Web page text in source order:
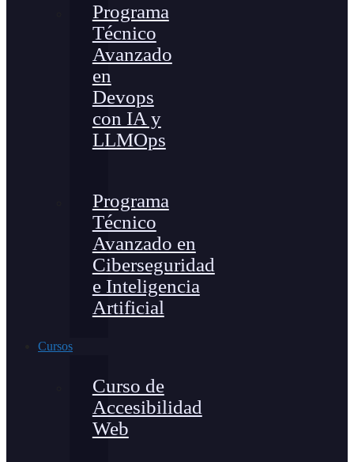
Programa
Técnico
Avanzado
en
Devops
con IA y
LLMOps
Programa
Técnico
Avanzado en
Ciberseguridad
e Inteligencia
Artificial
Cursos
Curso de
Accesibilidad
Web